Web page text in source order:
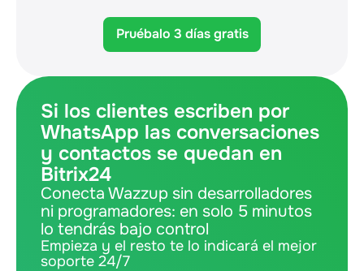
Pruébalo 3 días gratis
Si los clientes escriben por
WhatsApp las conversaciones
y contactos se quedan en
Bitrix24
Conecta Wazzup sin desarrolladores
ni programadores: en solo 5 minutos
lo tendrás bajo control
Empieza y el resto te lo indicará el mejor
soporte 24/7